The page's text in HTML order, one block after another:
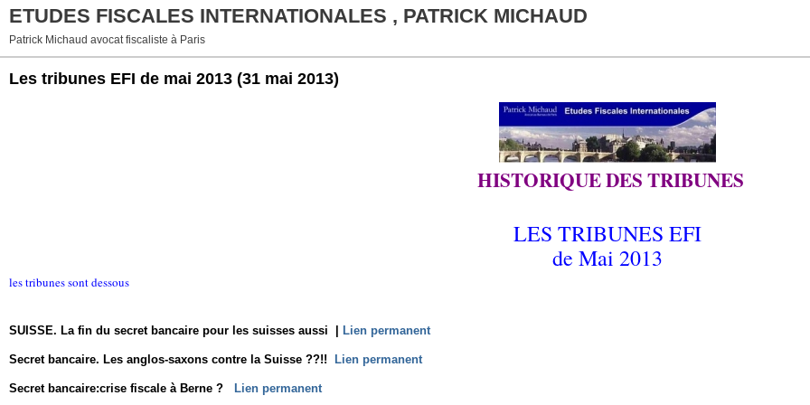
ETUDES FISCALES INTERNATIONALES , PATRICK MICHAUD
Patrick Michaud avocat fiscaliste à Paris
Les tribunes EFI de mai 2013 (31 mai 2013)
HISTORIQUE DES TRIBUNES
LES TRIBUNES EFI
de Mai 2013
les tribunes sont dessous
SUISSE. La fin du secret bancaire pour les suisses aussi Lien permanent
Secret bancaire. Les anglos-saxons contre la Suisse ??!! Lien permanent
Secret bancaire:crise fiscale à Berne ? Lien permanent